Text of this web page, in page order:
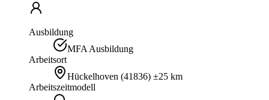
Ausbildung
MFA Ausbildung
Arbeitsort
Hückelhoven (41836) ±25 km
Arbeitszeitmodell